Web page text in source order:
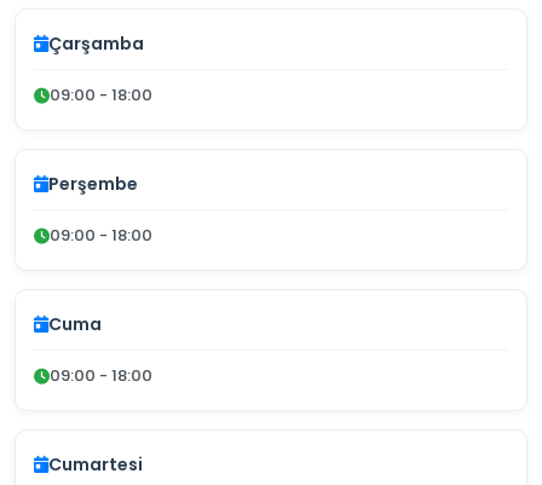
Çarşamba
09:00 - 18:00
Perşembe
09:00 - 18:00
Cuma
09:00 - 18:00
Cumartesi